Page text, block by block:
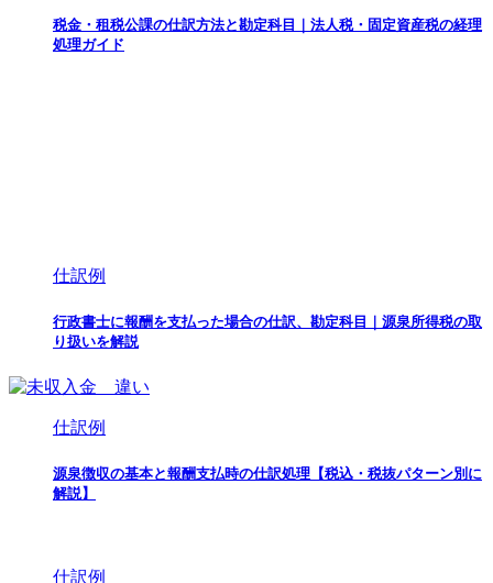
税金・租税公課の仕訳方法と勘定科目｜法人税・固定資産税の経理
処理ガイド
仕訳例
行政書士に報酬を支払った場合の仕訳、勘定科目｜源泉所得税の取
り扱いを解説
仕訳例
源泉徴収の基本と報酬支払時の仕訳処理【税込・税抜パターン別に
解説】
仕訳例